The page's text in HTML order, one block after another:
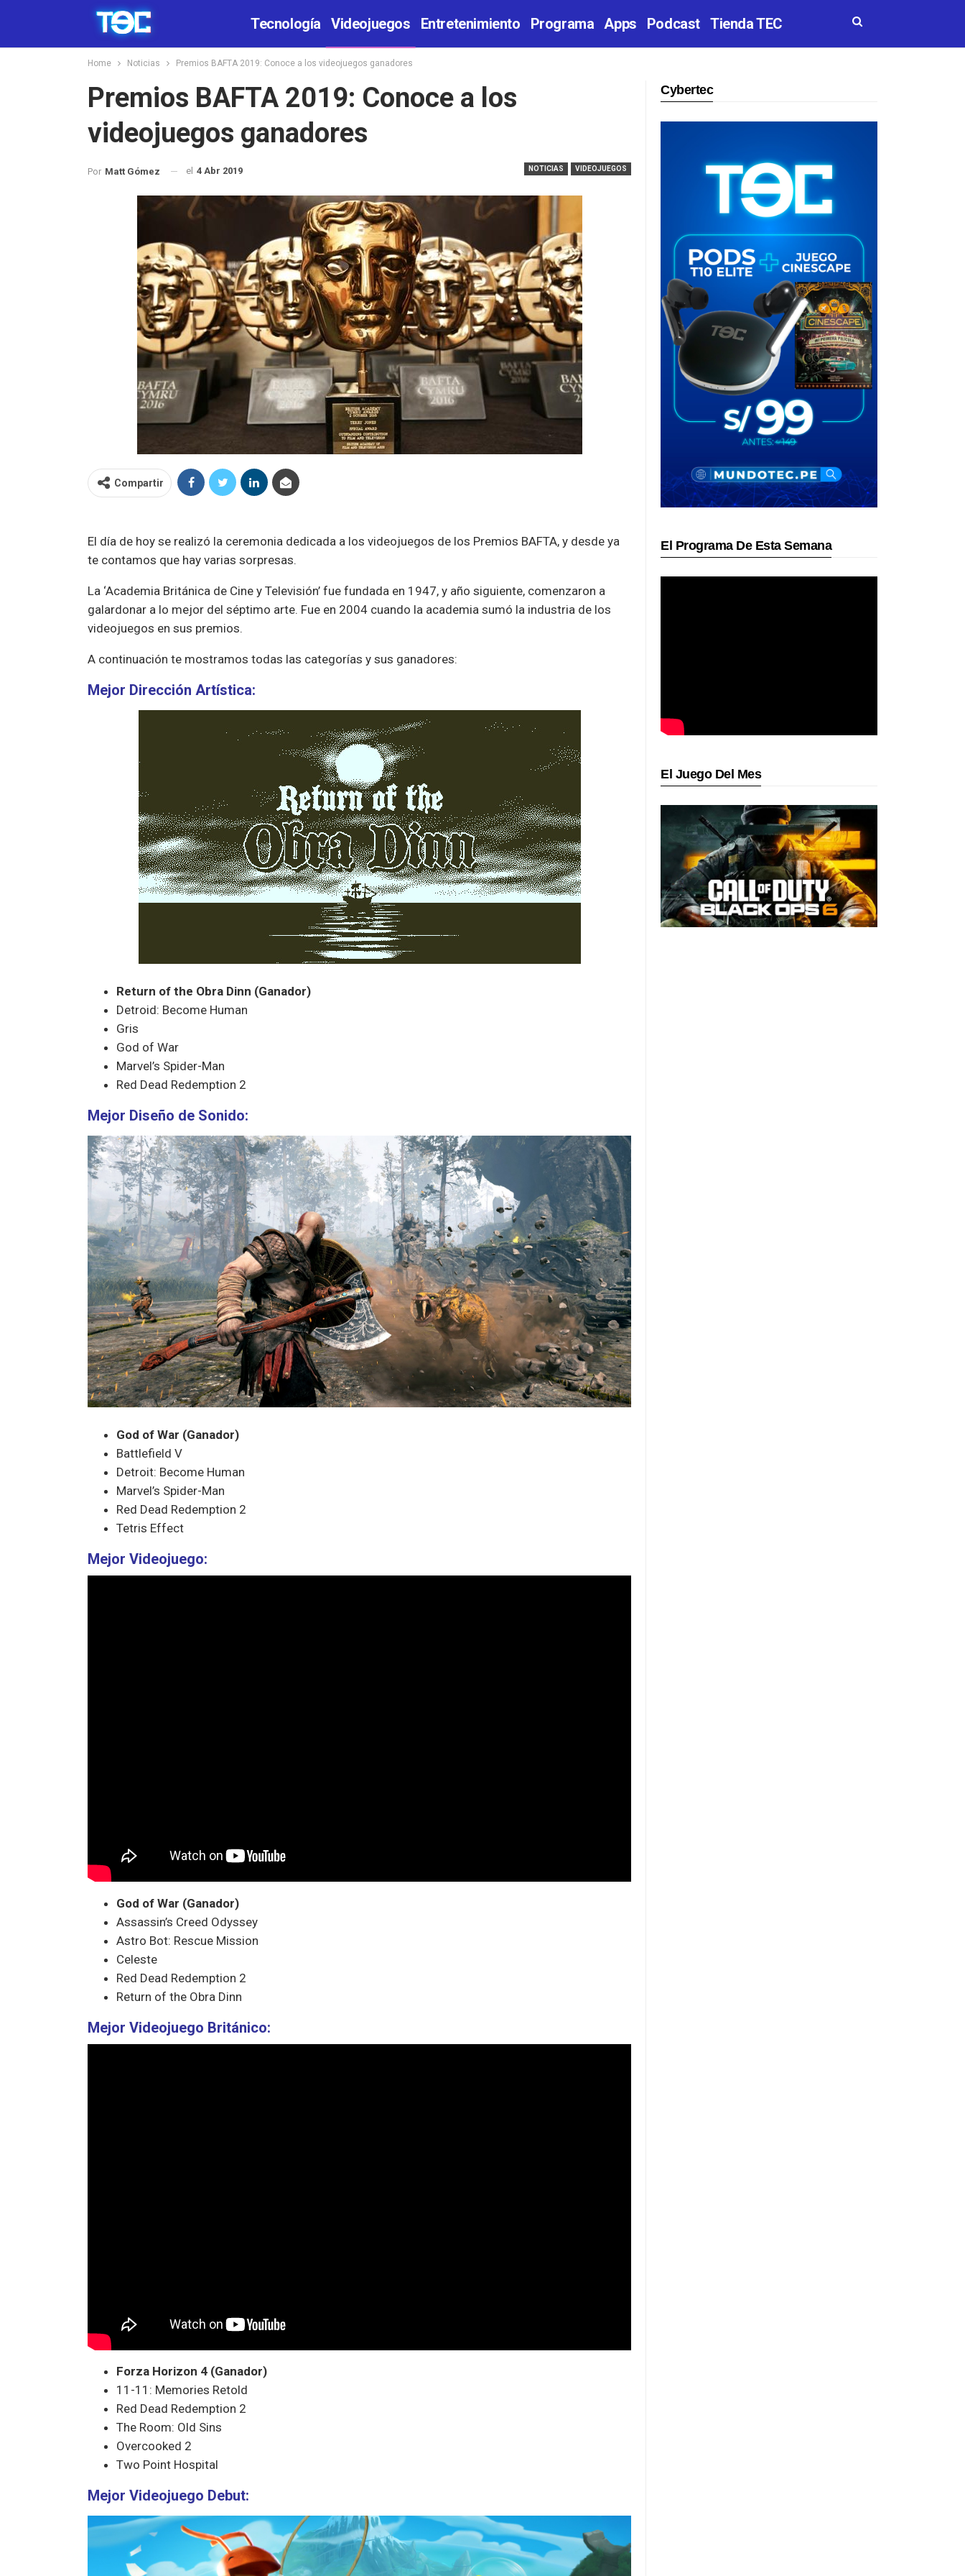
Tecnología Videojuegos Entretenimiento Programa Apps Podcast Tienda TEC
Home Noticias Premios BAFTA 2019: Conoce a los videojuegos ganadores
Premios BAFTA 2019: Conoce a los
videojuegos ganadores
NOTICIAS VIDEOJUEGOS
Por Matt Gómez el 4 Abr 2019
Compartir
El día de hoy se realizó la ceremonia dedicada a los videojuegos de los Premios BAFTA, y desde ya
te contamos que hay varias sorpresas.
La ‘Academia Británica de Cine y Televisión’ fue fundada en 1947, y año siguiente, comenzaron a
galardonar a lo mejor del séptimo arte. Fue en 2004 cuando la academia sumó la industria de los
videojuegos en sus premios.
A continuación te mostramos todas las categorías y sus ganadores:
Mejor Dirección Artística:
Return of the Obra Dinn (Ganador)
Detroid: Become Human
Gris
God of War
Marvel’s Spider-Man
Red Dead Redemption 2
Mejor Diseño de Sonido:
God of War (Ganador)
Battlefield V
Detroit: Become Human
Marvel’s Spider-Man
Red Dead Redemption 2
Tetris Effect
Mejor Videojuego:
God of War (Ganador)
Assassin’s Creed Odyssey
Astro Bot: Rescue Mission
Celeste
Red Dead Redemption 2
Return of the Obra Dinn
Mejor Videojuego Británico:
Forza Horizon 4 (Ganador)
11-11: Memories Retold
Red Dead Redemption 2
The Room: Old Sins
Overcooked 2
Two Point Hospital
Mejor Videojuego Debut:
Cybertec
El Programa De Esta Semana
El Juego Del Mes